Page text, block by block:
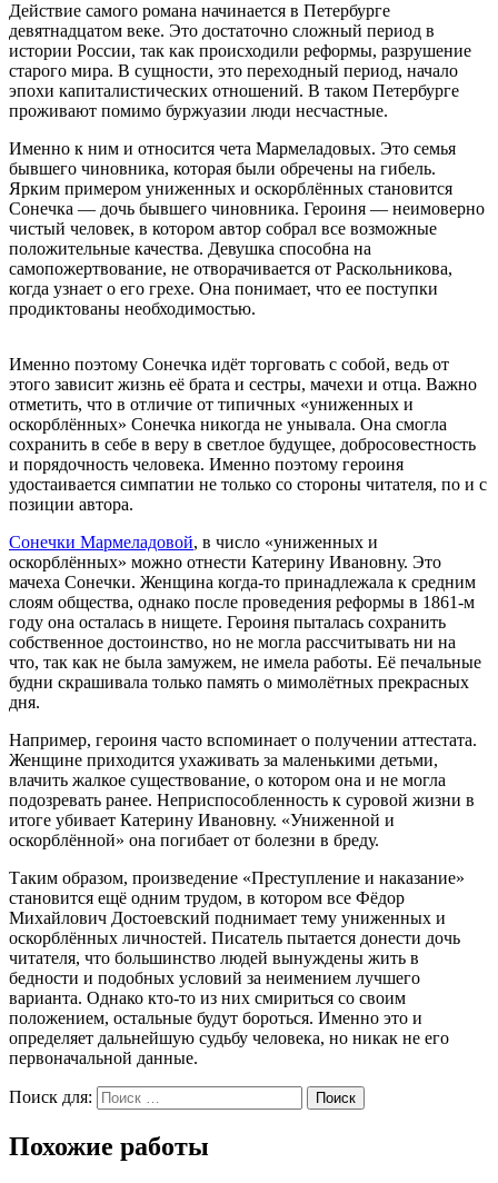
Действие самого романа начинается в Петербурге
девятнадцатом веке. Это достаточно сложный период в
истории России, так как происходили реформы, разрушение
старого мира. В сущности, это переходный период, начало
эпохи капиталистических отношений. В таком Петербурге
проживают помимо буржуазии люди несчастные.
Именно к ним и относится чета Мармеладовых. Это семья
бывшего чиновника, которая были обречены на гибель.
Ярким примером униженных и оскорблённых становится
Сонечка — дочь бывшего чиновника. Героиня — неимоверно
чистый человек, в котором автор собрал все возможные
положительные качества. Девушка способна на
самопожертвование, не отворачивается от Раскольникова,
когда узнает о его грехе. Она понимает, что ее поступки
продиктованы необходимостью.
Именно поэтому Сонечка идёт торговать с собой, ведь от
этого зависит жизнь её брата и сестры, мачехи и отца. Важно
отметить, что в отличие от типичных «униженных и
оскорблённых» Сонечка никогда не унывала. Она смогла
сохранить в себе в веру в светлое будущее, добросовестность
и порядочность человека. Именно поэтому героиня
удостаивается симпатии не только со стороны читателя, по и с
позиции автора.
Сонечки Мармеладовой, в число «униженных и
оскорблённых» можно отнести Катерину Ивановну. Это
мачеха Сонечки. Женщина когда-то принадлежала к средним
слоям общества, однако после проведения реформы в 1861-м
году она осталась в нищете. Героиня пыталась сохранить
собственное достоинство, но не могла рассчитывать ни на
что, так как не была замужем, не имела работы. Её печальные
будни скрашивала только память о мимолётных прекрасных
дня.
Например, героиня часто вспоминает о получении аттестата.
Женщине приходится ухаживать за маленькими детьми,
влачить жалкое существование, о котором она и не могла
подозревать ранее. Неприспособленность к суровой жизни в
итоге убивает Катерину Ивановну. «Униженной и
оскорблённой» она погибает от болезни в бреду.
Таким образом, произведение «Преступление и наказание»
становится ещё одним трудом, в котором все Фёдор
Михайлович Достоевский поднимает тему униженных и
оскорблённых личностей. Писатель пытается донести дочь
читателя, что большинство людей вынуждены жить в
бедности и подобных условий за неимением лучшего
варианта. Однако кто-то из них смириться со своим
положением, остальные будут бороться. Именно это и
определяет дальнейшую судьбу человека, но никак не его
первоначальной данные.
Поиск для: Поиск
Похожие работы